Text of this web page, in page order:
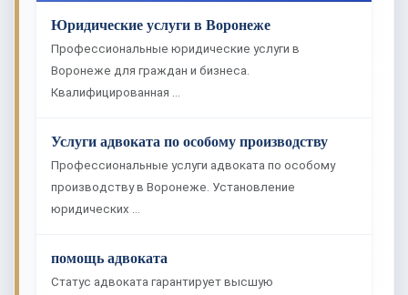
Юридические услуги в Воронеже
Профессиональные юридические услуги в
Воронеже для граждан и бизнеса.
Квалифицированная …
Услуги адвоката по особому производству
Профессиональные услуги адвоката по особому
производству в Воронеже. Установление
юридических …
помощь адвоката
Статус адвоката гарантирует высшую